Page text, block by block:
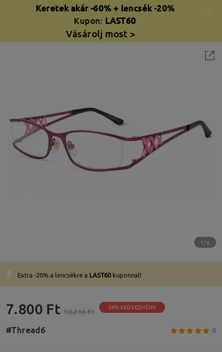
Keretek akár -60% + lencsék -20%
Kupon: LAST60
Vásárolj most >
1/6
Extra -20% a lencsékre a LAST60 kuponnal!
7.800 Ft 10.216 Ft 24% KEDVEZMÉNY
#Thread6 0